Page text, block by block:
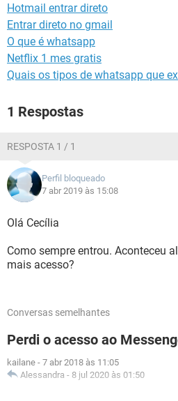
Hotmail entrar direto
Entrar direto no gmail
O que é whatsapp
Netflix 1 mes gratis
Quais os tipos de whatsapp que
1 Respostas
RESPOSTA 1 / 1
Perfil bloqueado
7 abr 2019 às 15:08
Olá Cecília
Como sempre entrou. Aconteceu
mais acesso?
Conversas semelhantes
Perdi o acesso ao
kailane - 7 abr 2018 às 11:05
Alessandra - 8 jul 2020 às 01:50